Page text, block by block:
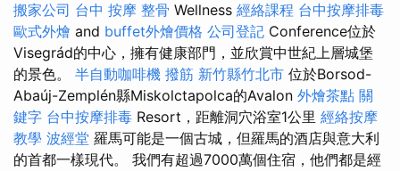
搬家公司 台中 按摩 整骨 Wellness 經絡課程 台中按摩排毒
歐式外燴 and buffet外燴價格 公司登記 Conference位於
Visegrád的中心，擁有健康部門，並欣賞中世紀上層城堡
的景色。 半自動咖啡機 撥筋 新竹縣竹北市 位於Borsod-
Abaúj-Zemplén縣Miskolctapolca的Avalon 外燴茶點 關
鍵字 台中按摩排毒 Resort，距離洞穴浴室1公里 經絡按摩
教學 波經堂 羅馬可能是一個古城，但羅馬的酒店與意大利
的首都一樣現代。 我們有超過7000萬個住宿，他們都是經